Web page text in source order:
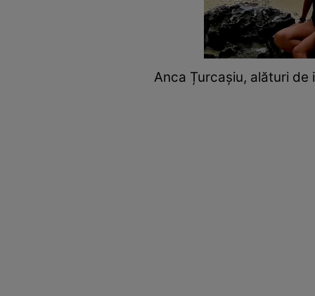
Anca Țurcașiu, alături de